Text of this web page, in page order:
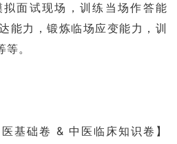
面试现场，训练当场作答能
能力，锻炼临场应变能力，训
。
基础卷 & 中医临床知识卷】